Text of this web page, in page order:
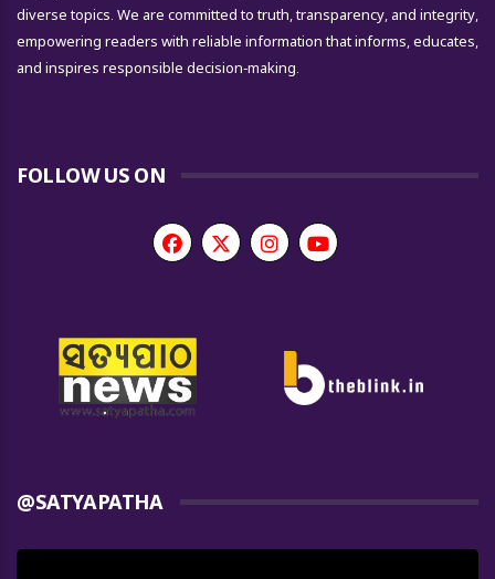
diverse topics. We are committed to truth, transparency, and integrity,
empowering readers with reliable information that informs, educates,
and inspires responsible decision-making.
FOLLOW US ON
@SATYAPATHA